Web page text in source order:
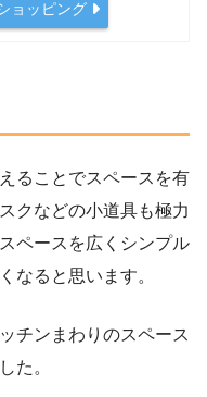
ョッピング
ることでスペースを有
クなどの小道具も極力
ペースを広くシンプル
なると思います。
チンまわりのスペース
た。